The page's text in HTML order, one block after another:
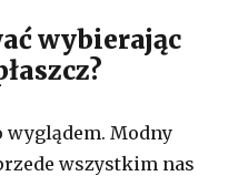
wybierając
wyglądem. Modny
wszystkim nas